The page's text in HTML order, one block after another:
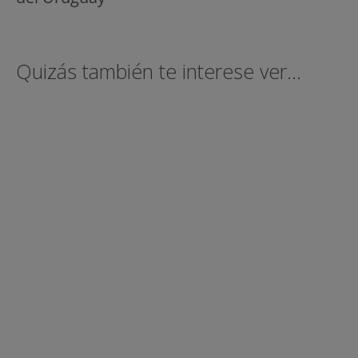
Quizás también te interese ver...